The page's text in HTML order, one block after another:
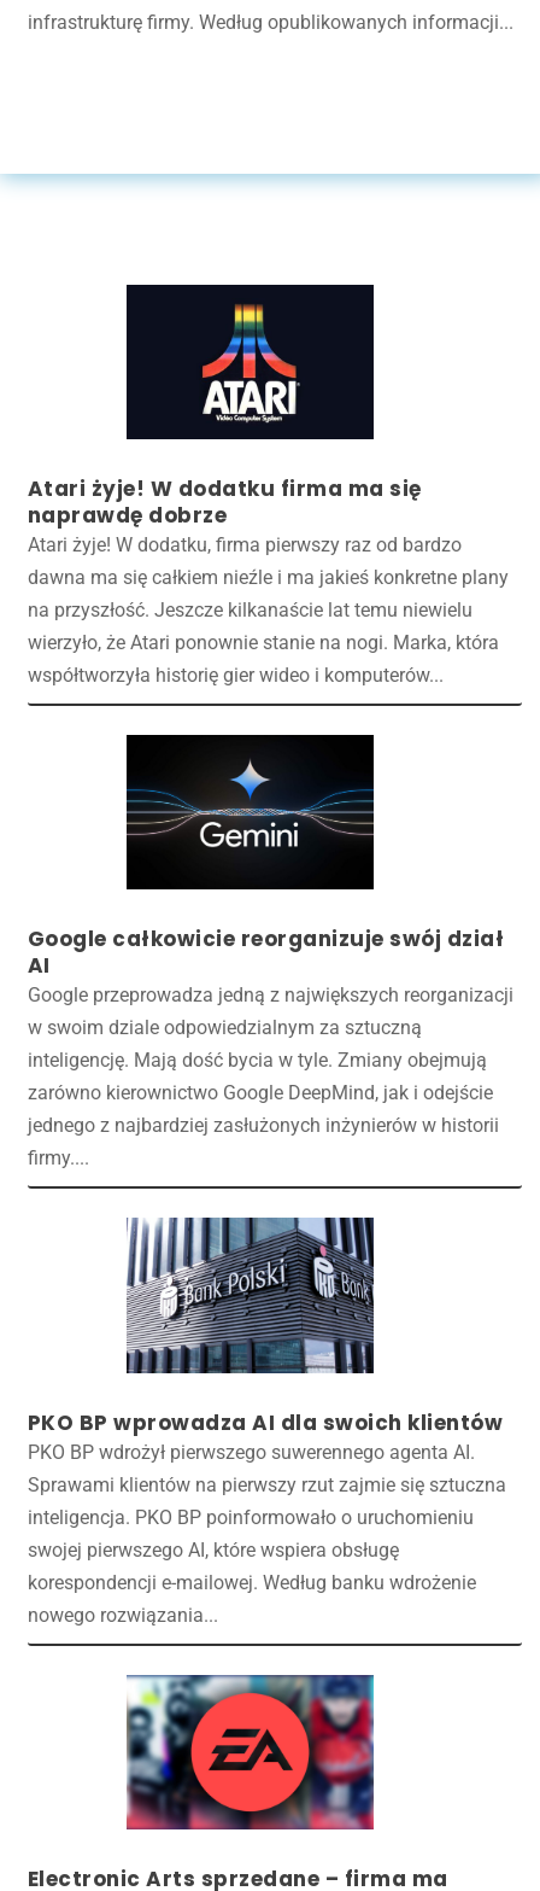
infrastrukturę firmy. Według opublikowanych informacji...
Atari żyje! W dodatku firma ma się
naprawdę dobrze
Atari żyje! W dodatku, firma pierwszy raz od bardzo
dawna ma się całkiem nieźle i ma jakieś konkretne plany
na przyszłość. Jeszcze kilkanaście lat temu niewielu
wierzyło, że Atari ponownie stanie na nogi. Marka, która
współtworzyła historię gier wideo i komputerów...
Google całkowicie reorganizuje swój dział
AI
Google przeprowadza jedną z największych reorganizacji
w swoim dziale odpowiedzialnym za sztuczną
inteligencję. Mają dość bycia w tyle. Zmiany obejmują
zarówno kierownictwo Google DeepMind, jak i odejście
jednego z najbardziej zasłużonych inżynierów w historii
firmy....
PKO BP wprowadza AI dla swoich klientów
PKO BP wdrożył pierwszego suwerennego agenta AI.
Sprawami klientów na pierwszy rzut zajmie się sztuczna
inteligencja. PKO BP poinformowało o uruchomieniu
swojej pierwszego AI, które wspiera obsługę
korespondencji e-mailowej. Według banku wdrożenie
nowego rozwiązania...
Electronic Arts sprzedane – firma ma